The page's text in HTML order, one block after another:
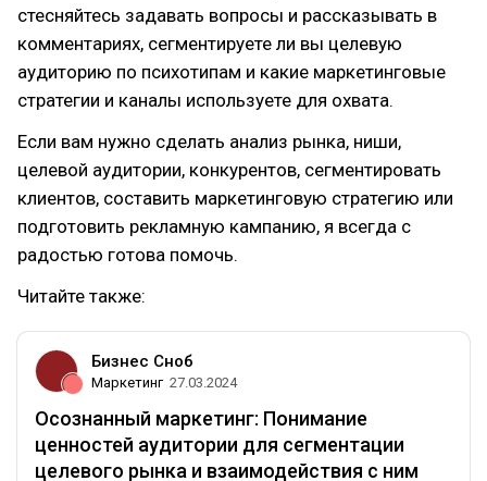
стесняйтесь задавать вопросы и рассказывать в
комментариях, сегментируете ли вы целевую
аудиторию по психотипам и какие маркетинговые
стратегии и каналы используете для охвата.
Если вам нужно сделать анализ рынка, ниши,
целевой аудитории, конкурентов, сегментировать
клиентов, составить маркетинговую стратегию или
подготовить рекламную кампанию, я всегда с
радостью готова помочь.
Читайте также:
Бизнес Сноб
Маркетинг 27.03.2024
Осознанный маркетинг: Понимание
ценностей аудитории для сегментации
целевого рынка и взаимодействия с ним